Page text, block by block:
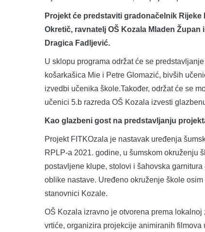
Projekt će predstaviti gradonačelnik
Okretič, ravnatelj OŠ Kozala Mladen Župan i
Dragica Fadljević.
U sklopu programa održat će se
košarkašica Mie i Petre Glomazić, bivših
izvedbi učenika škole.Također, održat će se
učenici 5.b razreda OŠ Kozala izvesti
Kao glazbeni gost na predstavljanju
Projekt FITKOzala je nastavak uređenja
RPLP-a 2021. godine, u šumskom okruženju
postavljene klupe, stolovi i šahovska
oblike nastave. Uređeno okruženje škole
stanovnici Kozale.
OŠ Kozala izravno je otvorena prema
vrtiće, organizira projekcije animiranih